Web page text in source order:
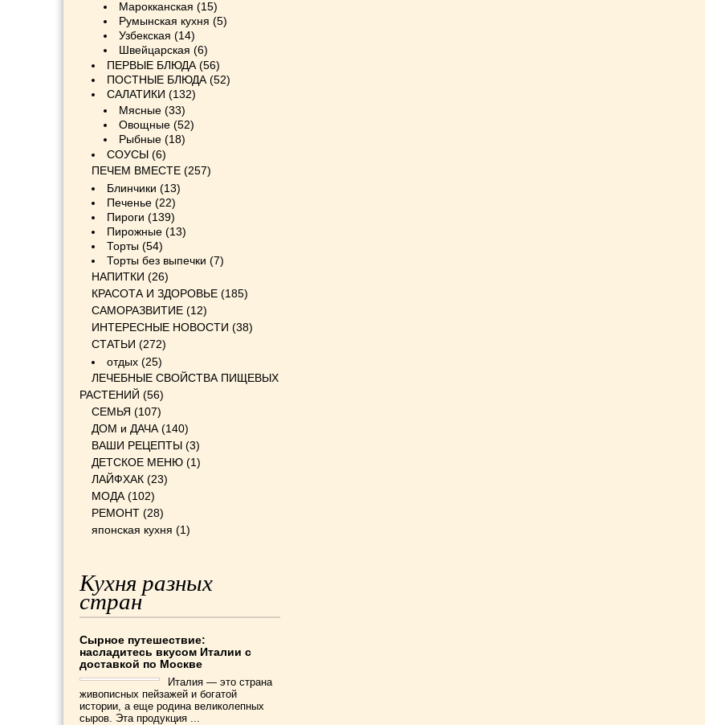
Марокканская (15)
Румынская кухня (5)
Узбекская (14)
Швейцарская (6)
ПЕРВЫЕ БЛЮДА (56)
ПОСТНЫЕ БЛЮДА (52)
САЛАТИКИ (132)
Мясные (33)
Овощные (52)
Рыбные (18)
СОУСЫ (6)
ПЕЧЕМ ВМЕСТЕ (257)
Блинчики (13)
Печенье (22)
Пироги (139)
Пирожные (13)
Торты (54)
Торты без выпечки (7)
НАПИТКИ (26)
КРАСОТА И ЗДОРОВЬЕ (185)
САМОРАЗВИТИЕ (12)
ИНТЕРЕСНЫЕ НОВОСТИ (38)
СТАТЬИ (272)
отдых (25)
ЛЕЧЕБНЫЕ СВОЙСТВА ПИЩЕВЫХ
РАСТЕНИЙ (56)
СЕМЬЯ (107)
ДОМ и ДАЧА (140)
ВАШИ РЕЦЕПТЫ (3)
ДЕТСКОЕ МЕНЮ (1)
ЛАЙФХАК (23)
МОДА (102)
РЕМОНТ (28)
японская кухня (1)
Кухня разных
стран
Сырное путешествие:
насладитесь вкусом Италии с
доставкой по Москве
Италия — это страна
живописных пейзажей и богатой
истории, а еще родина великолепных
сыров. Эта продукция ...